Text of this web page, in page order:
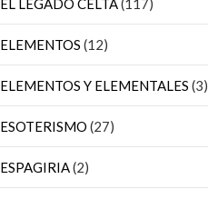
EL LEGADO CELTA(117)
ELEMENTOS (12)
ELEMENTOS Y ELEMENTALES (3)
ESOTERISMO (27)
ESPAGIRIA(2)